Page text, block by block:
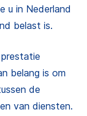
u in Nederland
belast is.
belang is om
de
van diensten.